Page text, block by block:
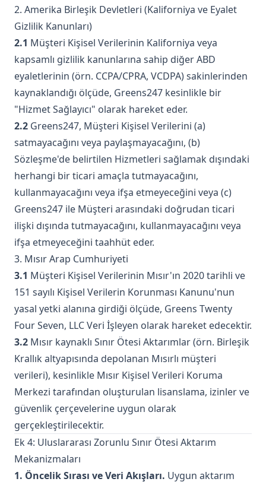
2. Amerika Birleşik Devletleri (Kaliforniya ve Eyalet
Gizlilik Kanunları)
2.1 Müşteri Kişisel Verilerinin Kaliforniya veya
kapsamlı gizlilik kanunlarına sahip diğer ABD
eyaletlerinin (örn. CCPA/CPRA, VCDPA) sakinlerinden
kaynaklandığı ölçüde, Greens247 kesinlikle bir
"Hizmet Sağlayıcı" olarak hareket eder.
2.2 Greens247, Müşteri Kişisel Verilerini (a)
satmayacağını veya paylaşmayacağını, (b)
Sözleşme'de belirtilen Hizmetleri sağlamak dışındaki
herhangi bir ticari amaçla tutmayacağını,
kullanmayacağını veya ifşa etmeyeceğini veya (c)
Greens247 ile Müşteri arasındaki doğrudan ticari
ilişki dışında tutmayacağını, kullanmayacağını veya
ifşa etmeyeceğini taahhüt eder.
3. Mısır Arap Cumhuriyeti
3.1 Müşteri Kişisel Verilerinin Mısır'ın 2020 tarihli ve
151 sayılı Kişisel Verilerin Korunması Kanunu'nun
yasal yetki alanına girdiği ölçüde, Greens Twenty
Four Seven, LLC Veri İşleyen olarak hareket edecektir.
3.2 Mısır kaynaklı Sınır Ötesi Aktarımlar (örn. Birleşik
Krallık altyapısında depolanan Mısırlı müşteri
verileri), kesinlikle Mısır Kişisel Verileri Koruma
Merkezi tarafından oluşturulan lisanslama, izinler ve
güvenlik çerçevelerine uygun olarak
gerçekleştirilecektir.
Ek 4: Uluslararası Zorunlu Sınır Ötesi Aktarım
Mekanizmaları
1. Öncelik Sırası ve Veri Akışları. Uygun aktarım